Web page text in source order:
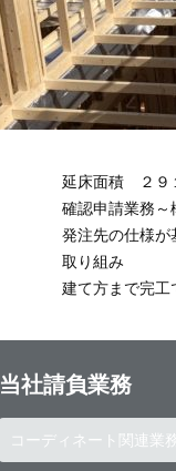
延床面積 ２９
確認申請業務～
発注先の仕様が
取り組み
建て方まで完工
当社請負業務
コーディネート関連業